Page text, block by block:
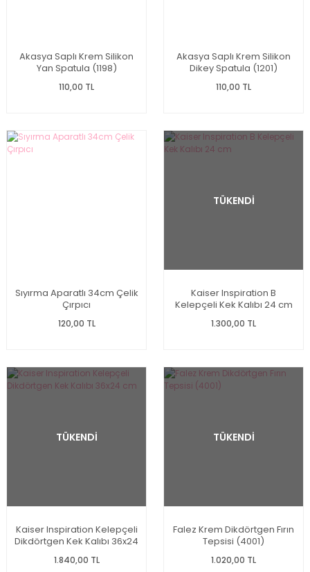
Akasya Saplı Krem Silikon
Yan Spatula (1198)
110,00 TL
Akasya Saplı Krem Silikon
Dikey Spatula (1201)
110,00 TL
Sıyırma Aparatlı 34cm Çelik
Çırpıcı
120,00 TL
TÜKENDİ
Kaiser Inspiration B
Kelepçeli Kek Kalıbı 24 cm
1.300,00 TL
TÜKENDİ
Kaiser Inspiration Kelepçeli
Dikdörtgen Kek Kalıbı 36x24
1.840,00 TL
TÜKENDİ
Falez Krem Dikdörtgen Fırın
Tepsisi (4001)
1.020,00 TL